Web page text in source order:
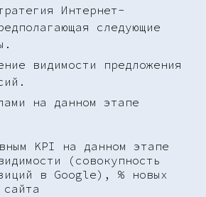
Интернет-
следующие
видимости предложения
на данном этапе
KPI на данном этапе
(совокупность
в Google), % новых